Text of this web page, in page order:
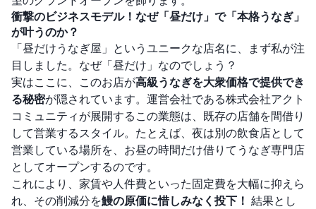
衝撃のビジネスモデル！なぜ「昼だけ」で「本格うなぎ」
が叶うのか？
「昼だけうなぎ屋」というユニークな店名に、まず私が注
目しました。なぜ「昼だけ」なのでしょう？
実はここに、このお店が高級うなぎを大衆価格で提供でき
る秘密が隠されています。運営会社である株式会社アクト
コミュニティが展開するこの業態は、既存の店舗を間借り
して営業するスタイル。たとえば、夜は別の飲食店として
営業している場所を、お昼の時間だけ借りてうなぎ専門店
としてオープンするのです。
これにより、家賃や人件費といった固定費を大幅に抑えら
れ、その削減分を鰻の原価に惜しみなく投下！ 結果とし